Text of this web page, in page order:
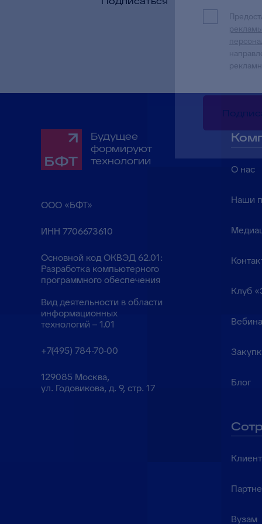
Будущее
формируют
технологии
ООО «БФТ»
ИНН 7706673610
Основной код ОКВЭД 62.01:
Разработка компьютерного
программного обеспечения
Вид деятельности в области
информационных
технологий – 1.01
+7(495) 784-70-00
129085 Москва,
ул. Годовикова, д. 9, стр. 17
О нас
Наши
Клуб
Блог
Вузам
рекламы